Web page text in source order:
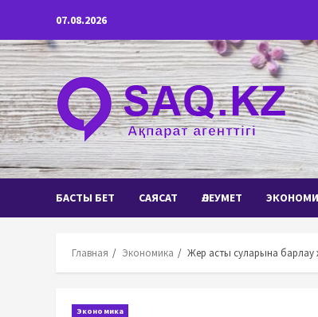
содержимому
07.08.2026
БАСТЫ БЕТ САЯСАТ ӘЛЕУМЕТ
Главная Экономика Жер асты суларына барлау
Экономика